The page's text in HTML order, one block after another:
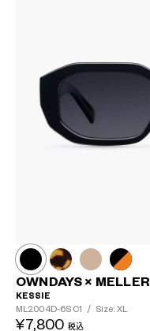
OWNDAYS × MELLER
KESSIE
ML2004D-6S C1 / Size: XL
¥7,800 税込